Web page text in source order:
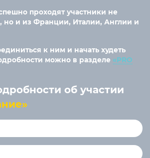
проходят участники не
но и из Франции, Италии, Англии и
к ним и начать худеть
можно в разделе «PRO
об участии